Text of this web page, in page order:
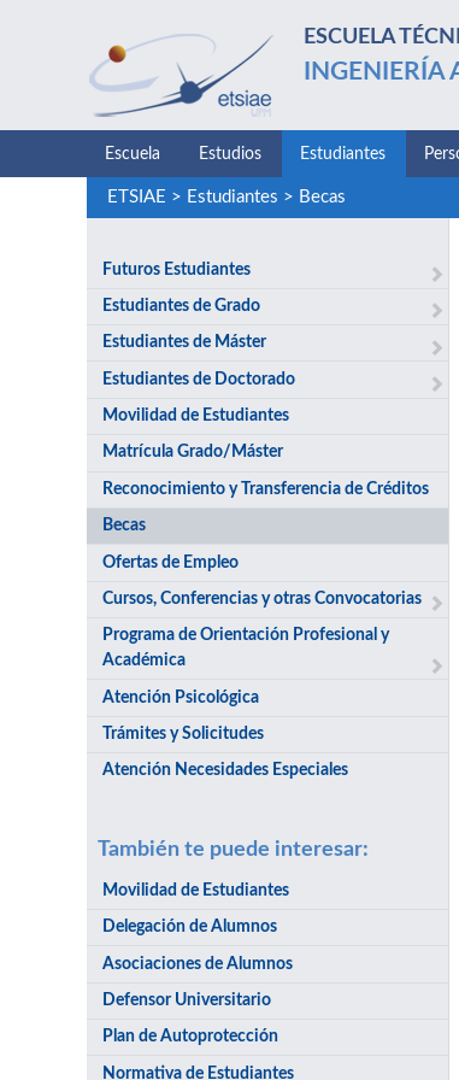
ESCUELA
Escuela Estudios Estudiantes
ETSIAE > Estudiantes > Becas
Futuros Estudiantes
Estudiantes de Grado
Estudiantes de Máster
Estudiantes de Doctorado
Movilidad de Estudiantes
Matrícula Grado/Máster
Reconocimiento y Transferencia de Créditos
Becas
Ofertas de Empleo
Cursos, Conferencias y otras Convocatorias
Programa de Orientación Profesional y
Académica
Atención Psicológica
Trámites y Solicitudes
Atención Necesidades Especiales
También te puede interesar:
Movilidad de Estudiantes
Delegación de Alumnos
Asociaciones de Alumnos
Defensor Universitario
Plan de Autoprotección
Normativa de Estudiantes